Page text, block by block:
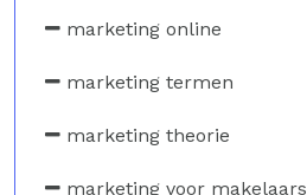
marketing online
marketing termen
marketing theorie
marketing voor makelaars